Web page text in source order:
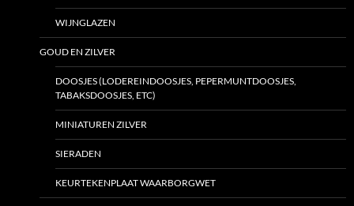
WIJNGLAZEN
GOUD EN ZILVER
DOOSJES (LODEREINDOOSJES, PEPERMUNTDOOSJES,
TABAKSDOOSJES, ETC)
MINIATUREN ZILVER
SIERADEN
KEURTEKENPLAAT WAARBORGWET